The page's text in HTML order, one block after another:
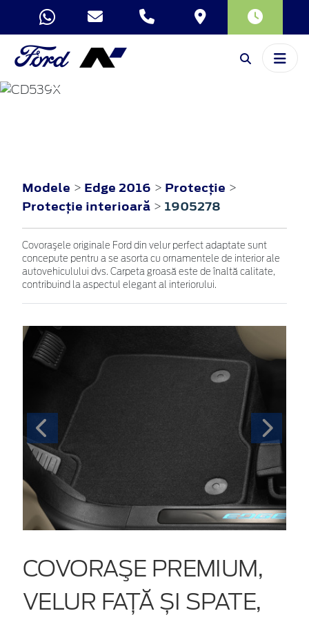
EDGE
Modele > Edge 2016 > Protecţie >
Protecţie interioară > 1905278
Covoraşele originale Ford din velur perfect adaptate sunt
concepute pentru a se asorta cu ornamentele de interior ale
autovehiculului dvs. Carpeta groasă este de înaltă calitate,
contribuind la aspectul elegant al interiorului.
COVORAŞE PREMIUM,
VELUR FAȚĂ ȘI SPATE,